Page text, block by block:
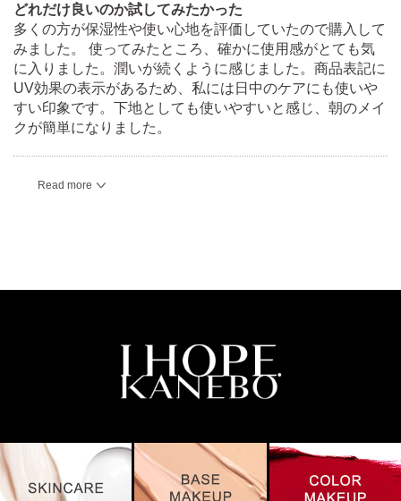
どれだけ良いのか試してみたかった
多くの方が保湿性や使い心地を評価していたので購入して
みました。 使ってみたところ、確かに使用感がとても気
に入りました。潤いが続くように感じました。商品表記に
UV効果の表示があるため、私には日中のケアにも使いや
すい印象です。下地としても使いやすいと感じ、朝のメイ
クが簡単になりました。
Read more